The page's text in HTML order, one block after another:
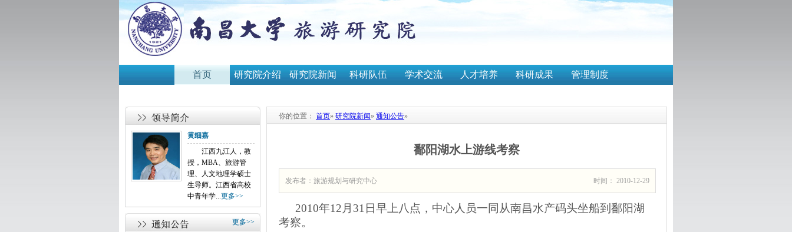
首页 研究院介绍 研究院新闻 科研队伍 学术交流 人才培养 科研成果 管理制度
你的位置： 首页» 研究院新闻» 通知公告»
鄱阳湖水上游线考察
发布者：旅游规划与研究中心 时间： 2010-12-29
2010年12 月 31 日早上八点 ，中心人员一同从南昌水产码头坐船到鄱阳湖
考察。
黄细嘉
江西九江人，教
授，MBA、旅游管
理、人文地理学硕士
生导师。江西省高校
中青年学...更多>>
更多>>